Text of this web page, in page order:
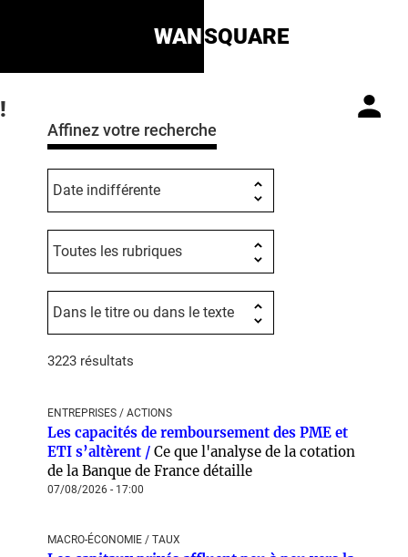
WANSQUARE
!
Affinez votre recherche
3223 résultats
ENTREPRISES / ACTIONS
Les capacités de remboursement des PME et
ETI s’altèrent / Ce que l'analyse de la cotation
de la Banque de France détaille
07/08/2026 - 17:00
MACRO-ÉCONOMIE / TAUX